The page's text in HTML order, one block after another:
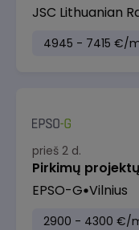
JSC Lithuanian
4945 - 7415 €/
prieš 2 d.
Pirkimų
EPSO-G Vilnius
2900 - 4300 €/